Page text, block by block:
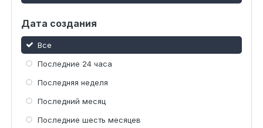
Дата создания
Все
Последние 24 часа
Последняя неделя
Последний месяц
Последние шесть месяцев